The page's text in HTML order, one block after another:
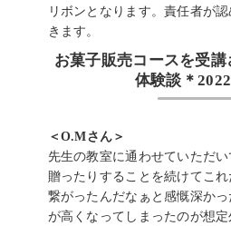
リボンとなります。責任者が
きます。
お菓子販売コースを受
体験談＊
＜O.Mさん＞
先生の教室に通わせていただ
贈ったりすることを続けてこ
繋がったんだなぁと感慨深か
が高くなってしまったのが想